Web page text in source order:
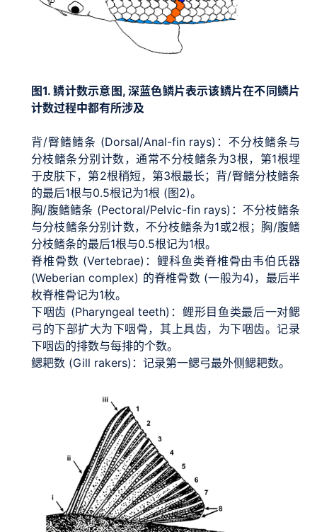
图1. 鳞计数示意图, 深蓝色鳞片表示该鳞片在不同鳞片
计数过程中都有所涉及
背/臀鳍鳍条 (Dorsal/Anal-fin rays)：不分枝鳍条与
分枝鳍条分别计数，通常不分枝鳍条为3根，第1根埋
于皮肤下，第2根稍短，第3根最长；背/臀鳍分枝鳍条
的最后1根与0.5根记为1根 (图2)。
胸/腹鳍鳍条 (Pectoral/Pelvic-fin rays)：不分枝鳍条
与分枝鳍条分别计数，不分枝鳍条为1或2根；胸/腹鳍
分枝鳍条的最后1根与0.5根记为1根。
脊椎骨数 (Vertebrae)：鲤科鱼类脊椎骨由韦伯氏器
(Weberian complex) 的脊椎骨数 (一般为4)，最后半
枚脊椎骨记为1枚。
下咽齿 (Pharyngeal teeth)：鲤形目鱼类最后一对鳃
弓的下部扩大为下咽骨，其上具齿，为下咽齿。记录
下咽齿的排数与每排的个数。
鳃耙数 (Gill rakers)：记录第一鳃弓最外侧鳃耙数。